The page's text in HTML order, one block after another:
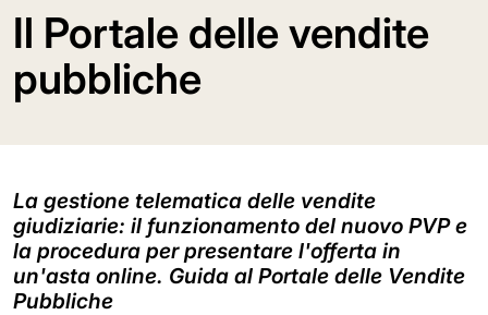
Il Portale delle vendite
pubbliche
La gestione telematica delle vendite
giudiziarie: il funzionamento del nuovo PVP e
la procedura per presentare l'offerta in
un'asta online. Guida al Portale delle Vendite
Pubbliche